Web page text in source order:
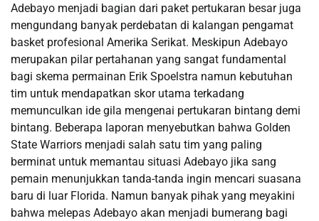
Adebayo menjadi bagian dari paket pertukaran besar juga
mengundang banyak perdebatan di kalangan pengamat
basket profesional Amerika Serikat. Meskipun Adebayo
merupakan pilar pertahanan yang sangat fundamental
bagi skema permainan Erik Spoelstra namun kebutuhan
tim untuk mendapatkan skor utama terkadang
memunculkan ide gila mengenai pertukaran bintang demi
bintang. Beberapa laporan menyebutkan bahwa Golden
State Warriors menjadi salah satu tim yang paling
berminat untuk memantau situasi Adebayo jika sang
pemain menunjukkan tanda-tanda ingin mencari suasana
baru di luar Florida. Namun banyak pihak yang meyakini
bahwa melepas Adebayo akan menjadi bumerang bagi